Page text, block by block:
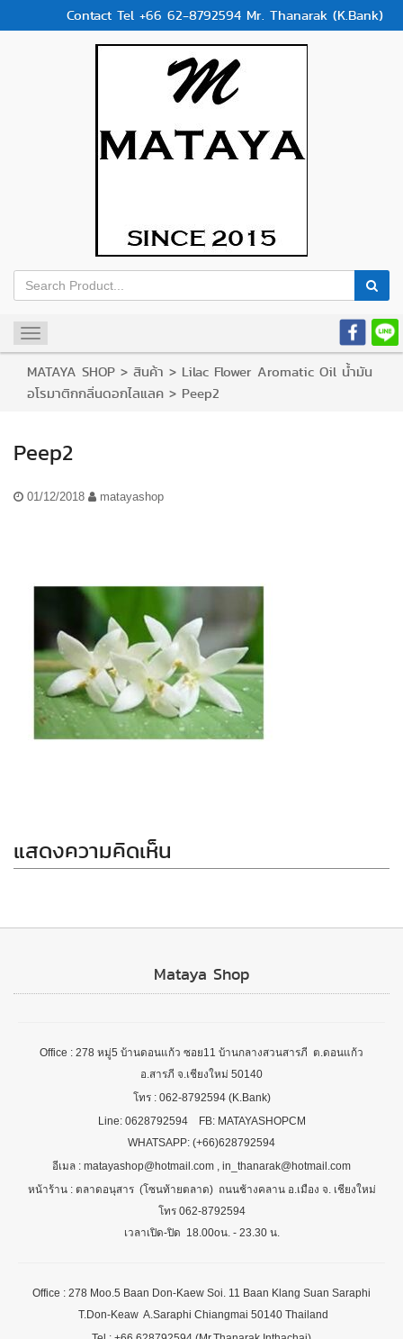
Contact Tel +66 62-8792594 Mr. Thanarak (K.Bank)
Toggle
navigation
MATAYA SHOP > สินค้า > Lilac Flower Aromatic Oil น้ำมัน
อโรมาติกกลิ่นดอกไลแลค > Peep2
Peep2
01/12/2018 matayashop
แสดงความคิดเห็น
Mataya Shop
Office : 278 หมู่5 บ้านดอนแก้ว ซอย11 บ้านกลางสวนสารภี ต.ดอนแก้ว
อ.สารภี จ.เชียงใหม่ 50140
โทร : 062-8792594 (K.Bank)
Line: 0628792594 FB: MATAYASHOPCM
WHATSAPP: (+66)628792594
อีเมล : matayashop@hotmail.com , in_thanarak@hotmail.com
หน้าร้าน : ตลาดอนุสาร (โซนท้ายตลาด) ถนนช้างคลาน อ.เมือง จ. เชียงใหม่
โทร 062-8792594
เวลาเปิด-ปิด 18.00oน. - 23.30 น.
Office : 278 Moo.5 Baan Don-Kaew Soi. 11 Baan Klang Suan Saraphi
T.Don-Keaw A.Saraphi Chiangmai 50140 Thailand